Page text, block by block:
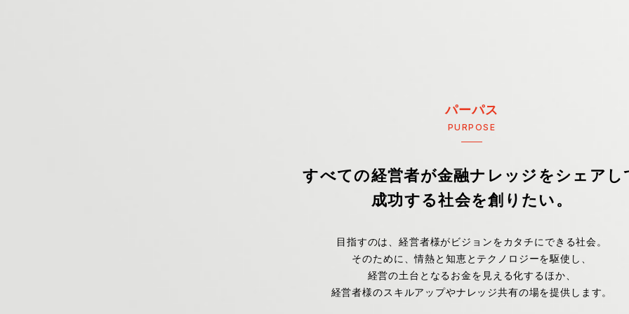
パーパス
PURPOSE
すべての経営者が金融ナレッジをシェアし
成功する社会を創りたい。
目指すのは、経営者様がビジョンをカタチにできる社会。
そのために、情熱と知恵とテクノロジーを駆使し、
経営の土台となるお金を見える化するほか、
経営者様のスキルアップやナレッジ共有の場を提供します。